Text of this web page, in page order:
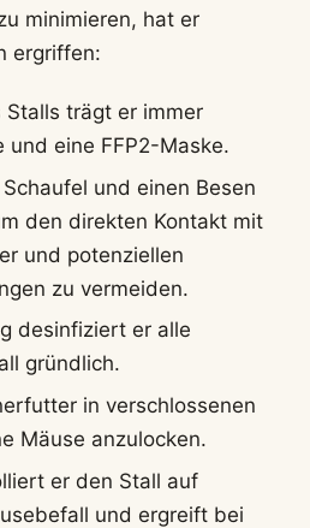
minimieren, hat er
ergriffen:
Stalls trägt er immer
und eine FFP2-Maske.
und einen Besen
den direkten Kontakt mit
und potenziellen
zu vermeiden.
desinfiziert er alle
gründlich.
in verschlossenen
Mäuse anzulocken.
er den Stall auf
und ergreift bei